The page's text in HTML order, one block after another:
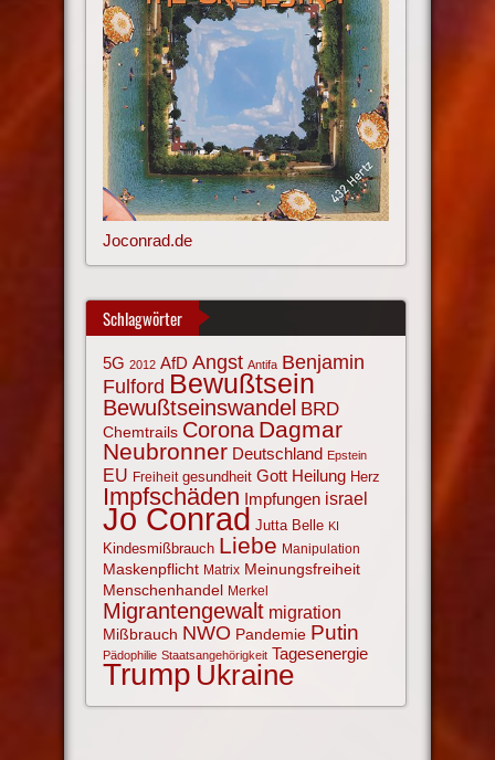
Joconrad.de
Schlagwörter
5G 2012 AfD Angst Antifa Benjamin
Fulford Bewußtsein
Bewußtseinswandel BRD
Chemtrails Corona Dagmar
Neubronner Deutschland Epstein
EU Freiheit gesundheit Gott Heilung Herz
Impfschäden Impfungen israel
Jo Conrad Jutta Belle KI
Kindesmißbrauch Liebe Manipulation
Maskenpflicht Matrix Meinungsfreiheit
Menschenhandel Merkel
Migrantengewalt migration
Mißbrauch NWO Pandemie Putin
Pädophilie Staatsangehörigkeit Tagesenergie
Trump Ukraine